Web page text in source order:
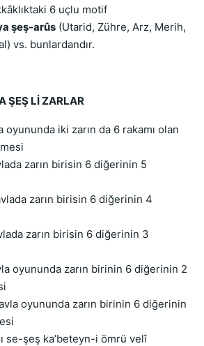
6 uçlu motif
şeş-arûs (Utarid, Zühre, Arz, Merih,
vs. bunlardandır.
ŞEŞ Lİ ZARLAR
oyununda iki zarın da 6 rakamı olan
zarın birisin 6 diğerinin 5
zarın birisin 6 diğerinin 4
zarın birisin 6 diğerinin 3
oyununda zarın birinin 6 diğerinin 2
oyununda zarın birinin 6 diğerinin
se-şeş ka’beteyn-i ömrü velî